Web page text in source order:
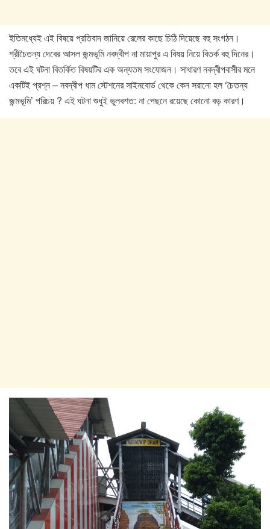
ইতিমধ্যেই এই বিষয়ে প্রতিবাদ জানিয়ে রেলের কাছে চিঠি দিয়েছে বহু সংগঠন।
শ্রীচৈতন্য দেবের আসল জন্মভূমি নবদ্বীপ না মায়াপুর এ বিষয় নিয়ে বিতর্ক বহু দিনের।
তবে এই ঘটনা বিতর্কিত বিষয়টির এক অন্যতম সংযোজন। সাধারণ নবদ্বীপবাসীর মনে
একটিই প্রশ্ন – নবদ্বীপ ধাম স্টেশনের সাইনবোর্ড থেকে কেন সরানো হল ‘চৈতন্য
জন্মভূমি’ পরিচয় ? এই ঘটনা শুধুই ভুলবশত: না পেছনে রয়েছে কোনো বড় কারণ।